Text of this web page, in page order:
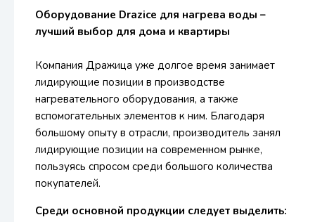
Оборудование Drazice для нагрева воды –
лучший выбор для дома и квартиры
Компания Дражица уже долгое время занимает
лидирующие позиции в производстве
нагревательного оборудования, а также
вспомогательных элементов к ним. Благодаря
большому опыту в отрасли, производитель занял
лидирующие позиции на современном рынке,
пользуясь спросом среди большого количества
покупателей.
Среди основной продукции следует выделить: